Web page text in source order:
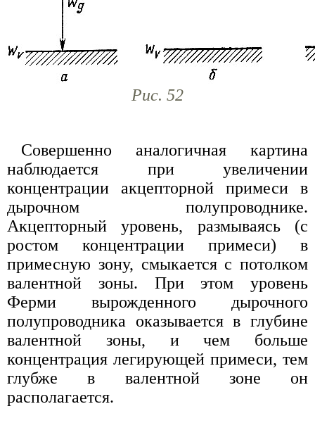
Рис. 52
Совершенно аналогичная картина
наблюдается при увеличении
концентрации акцепторной примеси в
дырочном полупроводнике.
Акцепторный уровень, размываясь (с
ростом концентрации примеси) в
примесную зону, смыкается с потолком
валентной зоны. При этом уровень
Ферми вырожденного дырочного
полупроводника оказывается в глубине
валентной зоны, и чем больше
концентрация легирующей примеси, тем
глубже в валентной зоне он
располагается.